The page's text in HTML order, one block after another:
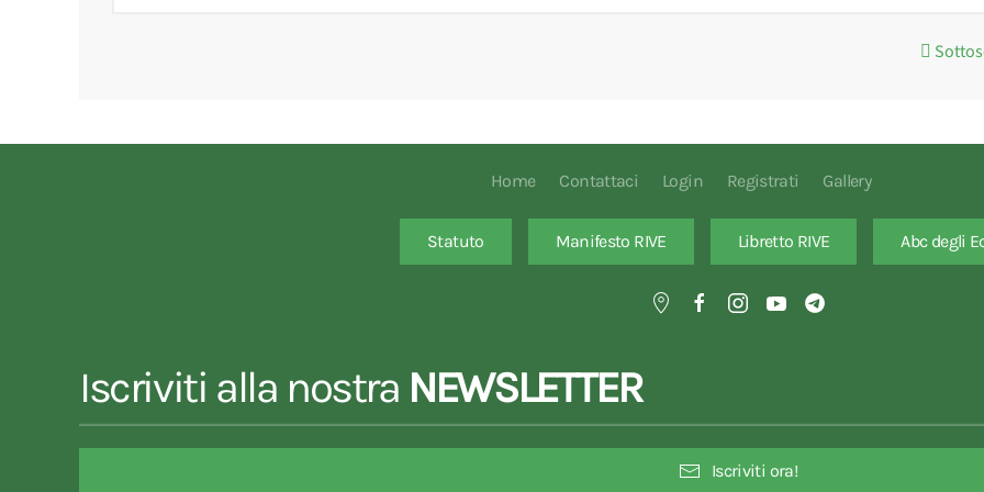
Home Contattaci Login Registrati Gallery
Statuto Manifesto RIVE Libretto RIVE Abc degli
Iscriviti alla nostra NEWSLETTER
Iscriviti ora!